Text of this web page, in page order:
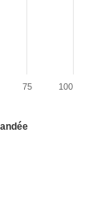
100
75